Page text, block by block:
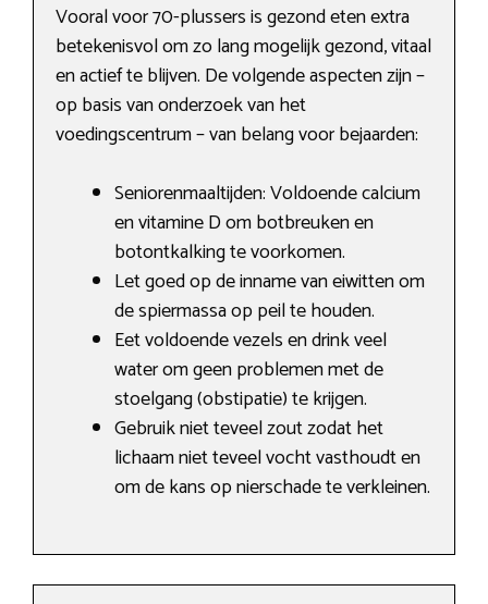
Vooral voor 70-plussers is gezond eten extra
betekenisvol om zo lang mogelijk gezond, vitaal
en actief te blijven. De volgende aspecten zijn –
op basis van onderzoek van het
voedingscentrum – van belang voor bejaarden:
Seniorenmaaltijden: Voldoende calcium
en vitamine D om botbreuken en
botontkalking te voorkomen.
Let goed op de inname van eiwitten om
de spiermassa op peil te houden.
Eet voldoende vezels en drink veel
water om geen problemen met de
stoelgang (obstipatie) te krijgen.
Gebruik niet teveel zout zodat het
lichaam niet teveel vocht vasthoudt en
om de kans op nierschade te verkleinen.